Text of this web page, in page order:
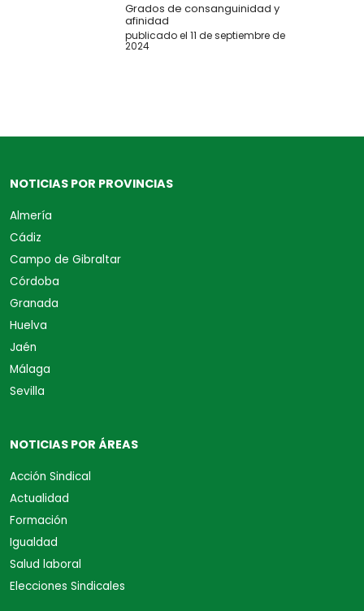
Grados de consanguinidad y
afinidad
publicado el 11 de septiembre de
2024
NOTICIAS POR PROVINCIAS
Almería
Cádiz
Campo de Gibraltar
Córdoba
Granada
Huelva
Jaén
Málaga
Sevilla
NOTICIAS POR ÁREAS
Acción Sindical
Actualidad
Formación
Igualdad
Salud laboral
Elecciones Sindicales